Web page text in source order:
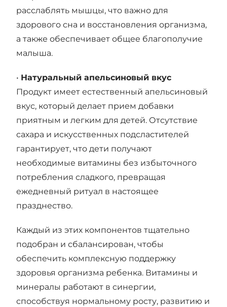
расслаблять мышцы, что важно для
здорового сна и восстановления организма,
а также обеспечивает общее благополучие
малыша.
• Натуральный апельсиновый вкус
Продукт имеет естественный апельсиновый
вкус, который делает прием добавки
приятным и легким для детей. Отсутствие
сахара и искусственных подсластителей
гарантирует, что дети получают
необходимые витамины без избыточного
потребления сладкого, превращая
ежедневный ритуал в настоящее
празднество.
Каждый из этих компонентов тщательно
подобран и сбалансирован, чтобы
обеспечить комплексную поддержку
здоровья организма ребенка. Витамины и
минералы работают в синергии,
способствуя нормальному росту, развитию и